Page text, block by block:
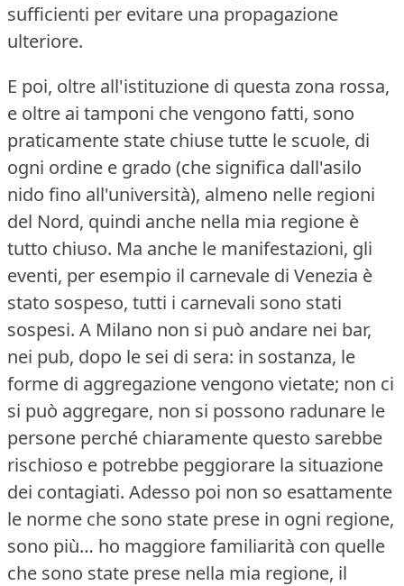
sufficienti per evitare una propagazione
ulteriore.
E poi, oltre all'istituzione di questa zona rossa,
e oltre ai tamponi che vengono fatti, sono
praticamente state chiuse tutte le scuole, di
ogni ordine e grado (che significa dall'asilo
nido fino all'università), almeno nelle regioni
del Nord, quindi anche nella mia regione è
tutto chiuso. Ma anche le manifestazioni, gli
eventi, per esempio il carnevale di Venezia è
stato sospeso, tutti i carnevali sono stati
sospesi. A Milano non si può andare nei bar,
nei pub, dopo le sei di sera: in sostanza, le
forme di aggregazione vengono vietate; non ci
si può aggregare, non si possono radunare le
persone perché chiaramente questo sarebbe
rischioso e potrebbe peggiorare la situazione
dei contagiati. Adesso poi non so esattamente
le norme che sono state prese in ogni regione,
sono più… ho maggiore familiarità con quelle
che sono state prese nella mia regione, il